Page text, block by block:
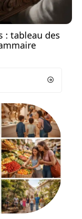
: tableau des